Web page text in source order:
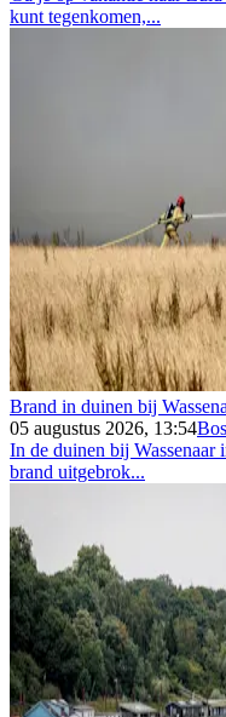
kunt tegenkomen,...
Brand in duinen bij
05 augustus 2026, 13:54
In de duinen bij
brand uitgebrok...